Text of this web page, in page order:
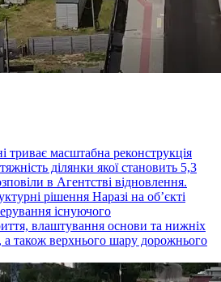
триває масштабна реконструкція
ділянки якої становить 5,3
в Агентстві відновлення.
рішення Наразі на об’єкті
існуючого
влаштування основи та нижніх
а також верхнього шару дорожнього